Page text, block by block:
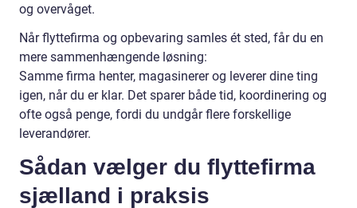
og overvåget.
Når flyttefirma og opbevaring samles ét sted, får du en
mere sammenhængende løsning:
Samme firma henter, magasinerer og leverer dine ting
igen, når du er klar. Det sparer både tid, koordinering og
ofte også penge, fordi du undgår flere forskellige
leverandører.
Sådan vælger du flyttefirma
sjælland i praksis